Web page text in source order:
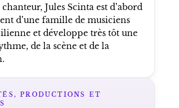
Jules Scinta est d’abord
d’une famille de musiciens
et développe très tôt une
de la scène et de la
PRODUCTIONS ET